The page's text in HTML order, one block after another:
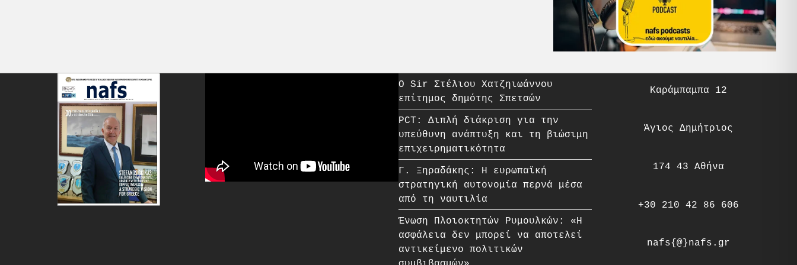
O Sir Στέλιου Χατζηιωάννου
επίτημος δημότης Σπετσών
PCT: Διπλή διάκριση για την
υπεύθυνη ανάπτυξη και τη βιώσιμη
επιχειρηματικότητα
Γ. Ξηραδάκης: Η ευρωπαϊκή
στρατηγική αυτονομία περνά μέσα
από τη ναυτιλία
Ένωση Πλοιοκτητών Ρυμουλκών: «Η
ασφάλεια δεν μπορεί να αποτελεί
αντικείμενο πολιτικών
Καράμπαμπα 12
Άγιος Δημήτριος
174 43 Αθήνα
+30 210 42 86 606
nafs{@}nafs.gr